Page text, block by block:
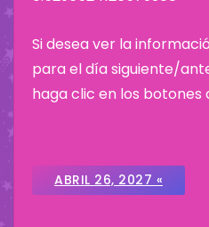
Si desea ver la
para el día siguiente/
haga clic en los botones
ABRIL 26, 2027 «